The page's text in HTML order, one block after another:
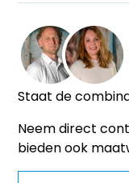
Staat de
Neem direct
bieden ook